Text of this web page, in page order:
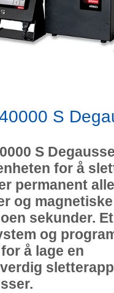
S
S
for å
permanent
og
sekunder. Et
og
å lage en